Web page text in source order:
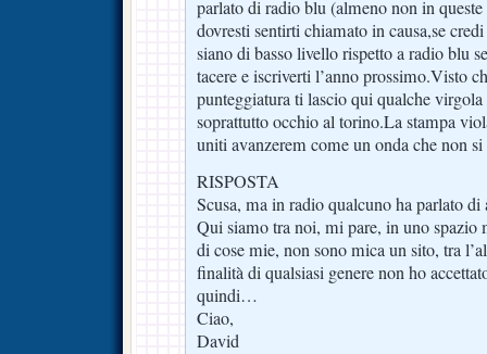
parlato di radio blu (almeno non in
dovresti sentirti chiamato in causa,se
siano di basso livello rispetto a radio blu
tacere e iscriverti l’anno prossimo.Visto
punteggiatura ti lascio qui qualche
soprattutto occhio al torino.La stampa
uniti avanzerem come un onda che non
RISPOSTA
Scusa, ma in radio qualcuno ha parlato di
Qui siamo tra noi, mi pare, in uno
di cose mie, non sono mica un sito, tra
finalità di qualsiasi genere non ho
quindi…
Ciao,
David